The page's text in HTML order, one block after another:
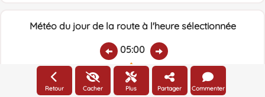
Météo du jour de la route à l'heure sélectionnée
05:00
Température:
17.8ºC
Pluie:
0
Humidité relative:
62%
Vitesse vent:
4.8km/h
Direction vent:
Retour Cacher Plus Partager Commenter